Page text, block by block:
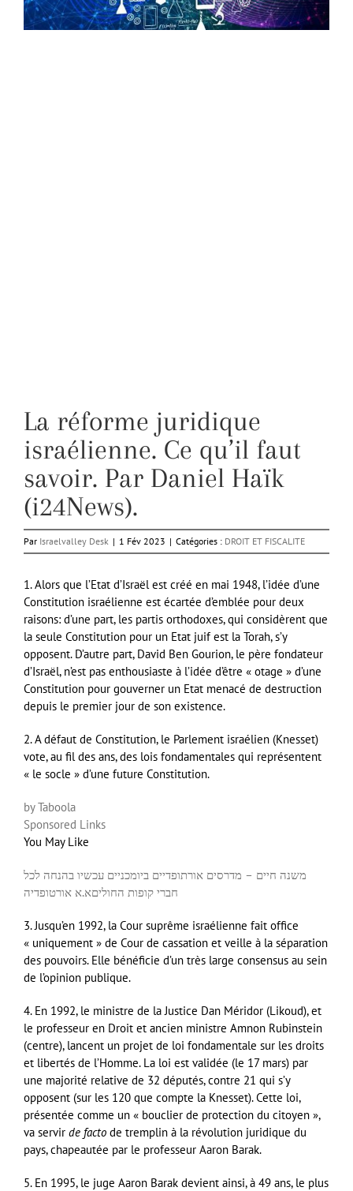
La réforme juridique
israélienne. Ce qu’il faut
savoir. Par Daniel Haïk
(i24News).
Par Israelvalley Desk | 1 Fév 2023 | Catégories : DROIT ET FISCALITE
1. Alors que l’Etat d’Israël est créé en mai 1948, l’idée d’une
Constitution israélienne est écartée d’emblée pour deux
raisons: d’une part, les partis orthodoxes, qui considèrent que
la seule Constitution pour un Etat juif est la Torah, s’y
opposent. D’autre part, David Ben Gourion, le père fondateur
d’Israël, n’est pas enthousiaste à l’idée d’être « otage » d’une
Constitution pour gouverner un Etat menacé de destruction
depuis le premier jour de son existence.
2. A défaut de Constitution, le Parlement israélien (Knesset)
vote, au fil des ans, des lois fondamentales qui représentent
« le socle » d’une future Constitution.
by Taboola
Sponsored Links
You May Like
משנה חיים – מדרסים אורתופדיים ביומכניים עכשיו בהנחה לכל
חברי קופות החוליםא.א אורטופדיה
3. Jusqu’en 1992, la Cour suprême israélienne fait office
« uniquement » de Cour de cassation et veille à la séparation
des pouvoirs. Elle bénéficie d’un très large consensus au sein
de l’opinion publique.
4. En 1992, le ministre de la Justice Dan Méridor (Likoud), et
le professeur en Droit et ancien ministre Amnon Rubinstein
(centre), lancent un projet de loi fondamentale sur les droits
et libertés de l’Homme. La loi est validée (le 17 mars) par
une majorité relative de 32 députés, contre 21 qui s’y
opposent (sur les 120 que compte la Knesset). Cette loi,
présentée comme un « bouclier de protection du citoyen »,
va servir de facto de tremplin à la révolution juridique du
pays, chapeautée par le professeur Aaron Barak.
5. En 1995, le juge Aaron Barak devient ainsi, à 49 ans, le plus